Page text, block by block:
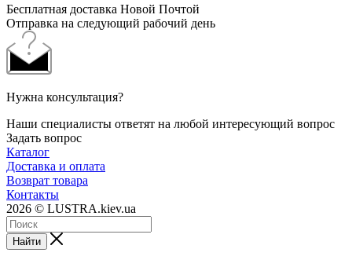
Бесплатная доставка Новой Почтой
Отправка на следующий рабочий день
Нужна консультация?
Наши специалисты ответят на любой интересующий вопрос
Задать вопрос
Каталог
Доставка и оплата
Возврат товара
Контакты
2026 © LUSTRA.kiev.ua
Найти